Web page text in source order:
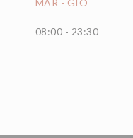
MAR - GIO
08:00 - 23:30